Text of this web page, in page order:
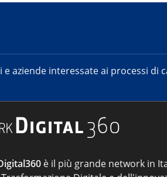
aziende interessate ai processi di
è il più grande network in